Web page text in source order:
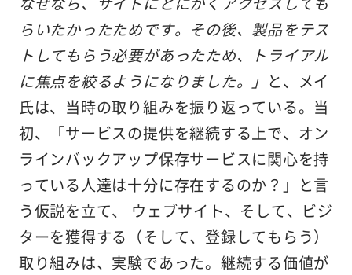
らいたかったためです。その後、製品をテス
トしてもらう必要があったため、トライアル
に焦点を絞るようになりました。」 と、メイ
氏は、当時の取り組みを振り返っている。当
初、「サービスの提供を継続する上で、オン
ラインバックアップ保存サービスに関心を持
っている人達は十分に存在するのか？」と言
う仮説を立て、 ウェブサイト、そして、ビジ
ターを獲得する（そして、登録してもらう）
取り組みは、実験であった。継続する価値が